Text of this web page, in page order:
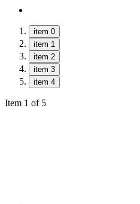
item 0
item 1
item 2
item 3
item 4
Item 1 of 5